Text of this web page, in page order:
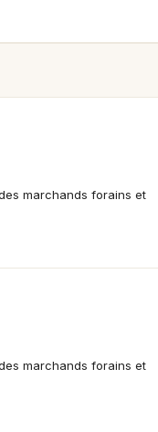
marchands forains et
marchands forains et